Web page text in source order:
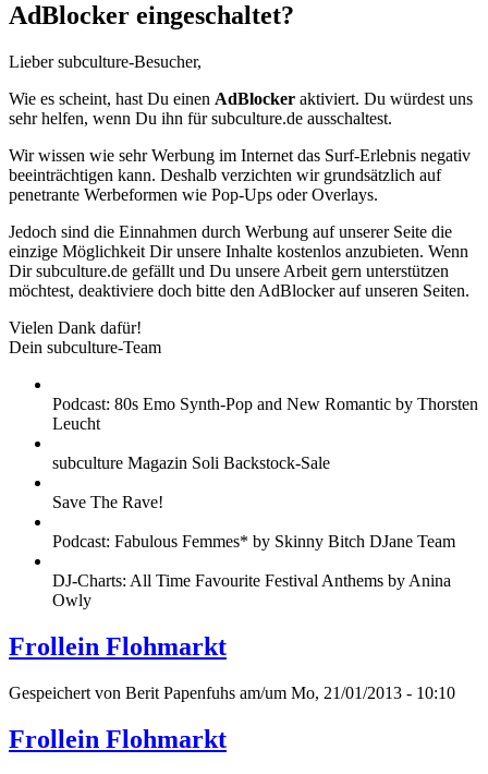
AdBlocker eingeschaltet?
Lieber subculture-Besucher,
Wie es scheint, hast Du einen AdBlocker aktiviert. Du würdest uns
sehr helfen, wenn Du ihn für subculture.de ausschaltest.
Wir wissen wie sehr Werbung im Internet das Surf-Erlebnis negativ
beeinträchtigen kann. Deshalb verzichten wir grundsätzlich auf
penetrante Werbeformen wie Pop-Ups oder Overlays.
Jedoch sind die Einnahmen durch Werbung auf unserer Seite die
einzige Möglichkeit Dir unsere Inhalte kostenlos anzubieten. Wenn
Dir subculture.de gefällt und Du unsere Arbeit gern unterstützen
möchtest, deaktiviere doch bitte den AdBlocker auf unseren Seiten.
Vielen Dank dafür!
Dein subculture-Team
Podcast: 80s Emo Synth-Pop and New Romantic by Thorsten
Leucht
subculture Magazin Soli Backstock-Sale
Save The Rave!
Podcast: Fabulous Femmes* by Skinny Bitch DJane Team
DJ-Charts: All Time Favourite Festival Anthems by Anina
Owly
Frollein Flohmarkt
Gespeichert von Berit Papenfuhs am/um Mo, 21/01/2013 - 10:10
Frollein Flohmarkt